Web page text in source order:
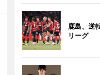
鹿島、逆
リーグ